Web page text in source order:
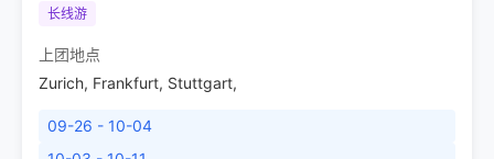
长线游
上团地点
Zurich, Frankfurt, Stuttgart,
09-26 - 10-04